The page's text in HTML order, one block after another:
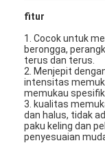
fitur
1. Cocok untuk
berongga,
terus dan terus.
2. Menjepit
intensitas
memukau
3. kualitas
dan halus, tidak
paku keling dan
penyesuaian